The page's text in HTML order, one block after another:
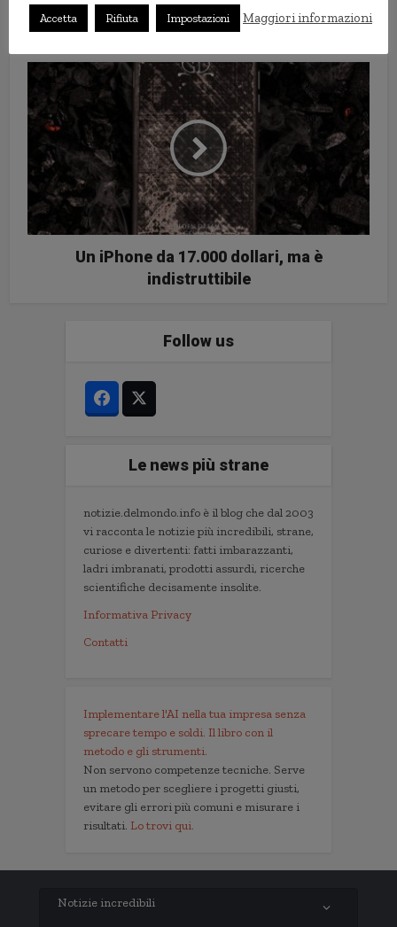
92enne ha 107 mogli: “me l’ha
detto Dio”
Un iPhone da 17.000 dollari, ma è
indistruttibile
Follow us
Le news più strane
notizie.delmondo.info è il blog che dal 2003
vi racconta le notizie più incredibili, strane,
curiose e divertenti: fatti imbarazzanti,
ladri imbranati, prodotti assurdi, ricerche
scientifiche decisamente insolite.
Informativa Privacy
Contatti
Implementare l'AI nella tua impresa senza
sprecare tempo e soldi. Il libro con il
metodo e gli strumenti.
Non servono competenze tecniche. Serve
un metodo per scegliere i progetti giusti,
evitare gli errori più comuni e misurare i
risultati. Lo trovi qui.
Notizie incredibili
Accetta Rifiuta Impostazioni Maggiori informazioni